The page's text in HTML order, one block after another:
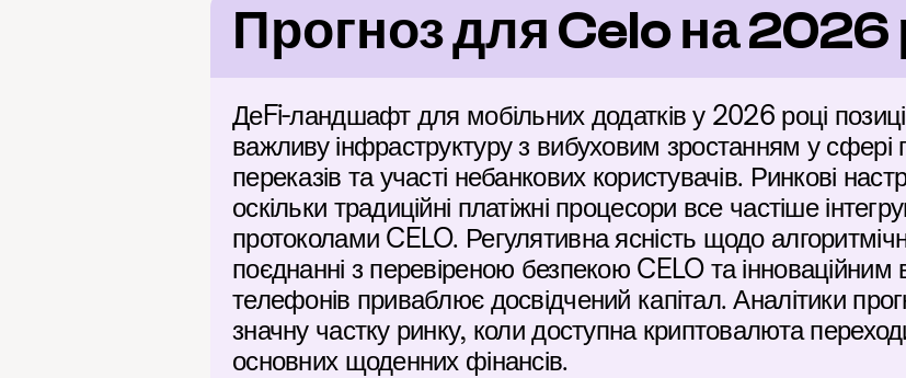
Прогноз для Celo на 2026
ДеFi-ландшафт для мобільних додатків у 2026 році
важливу інфраструктуру з вибуховим зростанням у сфері
переказів та участі небанкових користувачів. Ринкові
оскільки традиційні платіжні процесори все частіше
протоколами CELO. Регулятивна ясність щодо
поєднанні з перевіреною безпекою CELO та
телефонів приваблює досвідчений капітал. Аналітики
значну частку ринку, коли доступна криптовалюта
основних щоденних фінансів.